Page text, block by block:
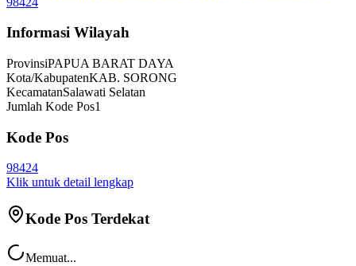
Informasi Wilayah
ProvinsiPAPUA BARAT DAYA
Kota/KabupatenKAB. SORONG
KecamatanSalawati Selatan
Jumlah Kode Pos1
Kode Pos
98424
Klik untuk detail lengkap
Kode Pos Terdekat
Memuat...